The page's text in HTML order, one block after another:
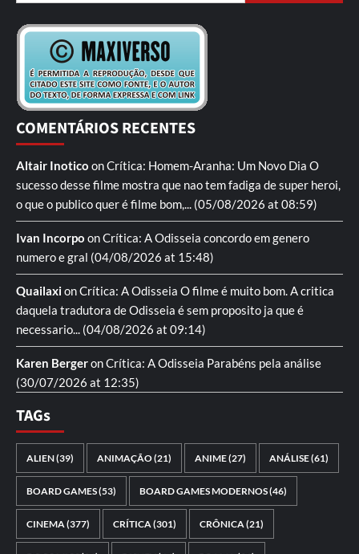
COMENTÁRIOS RECENTES
Altair Inotico onCrítica: Homem-Aranha: Um Novo Dia O
sucesso desse filme mostra que nao tem fadiga de super heroi,
o que o publico quer é filme bom,... (05/08/2026 at 08:59)
Ivan Incorpo onCrítica: A Odisseia concordo em genero
numero e gral (04/08/2026 at 15:48)
QuailaxionCrítica: A Odisseia O filme é muito bom. A critica
daquela tradutora de Odisseia é sem proposito ja que é
necessario... (04/08/2026 at 09:14)
Karen BergeronCrítica: A Odisseia Parabéns pela análise
(30/07/2026 at 12:35)
TAGs
ALIEN(39) ANIMAÇÃO(21) ANIME(27) ANÁLISE(61)
BOARD GAMES(53) BOARD GAMES MODERNOS(46)
CINEMA(377) CRÍTICA(301) CRÔNICA(21)